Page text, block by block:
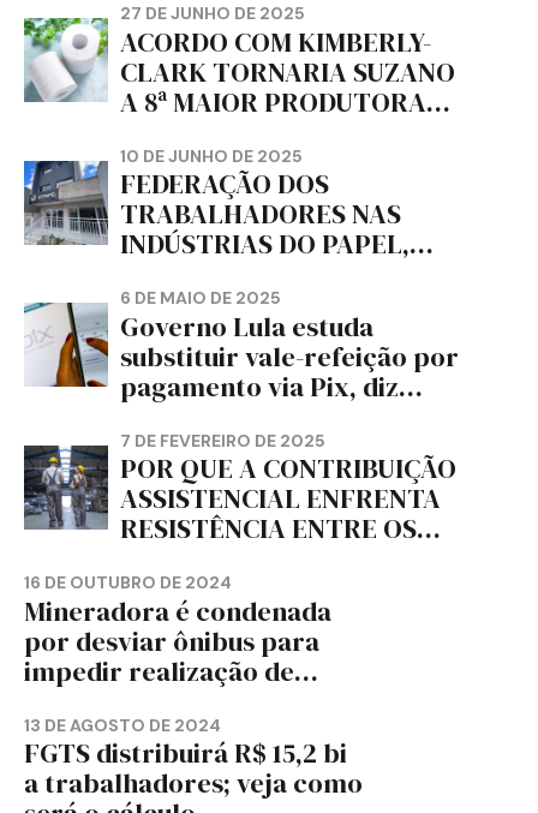
da dignidade sindical.
27 DE JUNHO DE 2025
ACORDO COM KIMBERLY-
CLARK TORNARIA SUZANO
A 8ª MAIOR PRODUTORA
MUNDO, DIZ FITCH
10 DE JUNHO DE 2025
FEDERAÇÃO DOS
TRABALHADORES NAS
INDÚSTRIAS DO PAPEL,
CORTIÇA E ARTEFATOS DE
PAPEL DO ESTADO DO
PARANÁ – FETRAPEL-PR
6 DE MAIO DE 2025
Governo Lula estuda
substituir vale-refeição por
pagamento via Pix, diz
7 DE FEVEREIRO DE 2025
POR QUE A CONTRIBUIÇÃO
ASSISTENCIAL ENFRENTA
RESISTÊNCIA ENTRE OS
16 DE OUTUBRO DE 2024
Mineradora é condenada
por desviar ônibus para
impedir realização de
13 DE AGOSTO DE 2024
FGTS distribuirá R$ 15,2 bi
a trabalhadores; veja como